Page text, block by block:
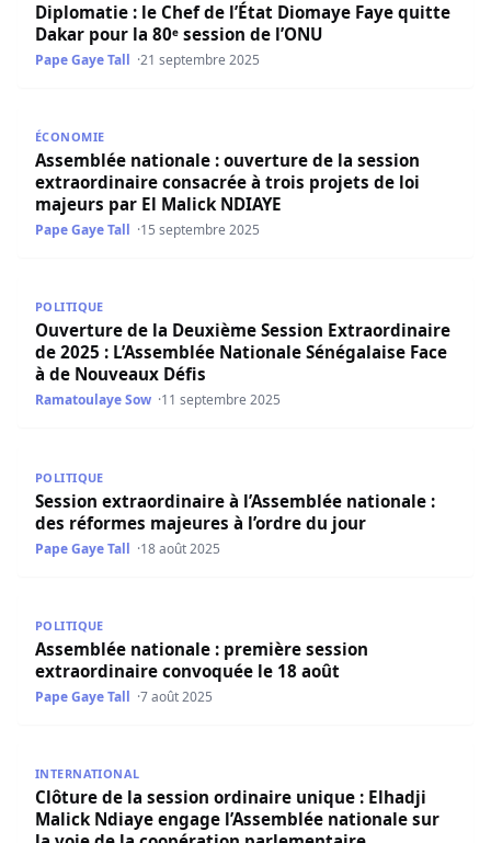
Diplomatie : le Chef de l’État Diomaye Faye quitte
Dakar pour la 80ᵉ session de l’ONU
Pape Gaye Tall 21 septembre 2025
ÉCONOMIE
Assemblée nationale : ouverture de la session
extraordinaire consacrée à trois projets de loi
majeurs par El Malick NDIAYE
Pape Gaye Tall 15 septembre 2025
POLITIQUE
Ouverture de la Deuxième Session Extraordinaire
de 2025 : L’Assemblée Nationale Sénégalaise Face
à de Nouveaux Défis
Ramatoulaye Sow 11 septembre 2025
POLITIQUE
Session extraordinaire à l’Assemblée nationale :
des réformes majeures à l’ordre du jour
Pape Gaye Tall 18 août 2025
POLITIQUE
Assemblée nationale : première session
extraordinaire convoquée le 18 août
Pape Gaye Tall 7 août 2025
INTERNATIONAL
Clôture de la session ordinaire unique : Elhadji
Malick Ndiaye engage l’Assemblée nationale sur